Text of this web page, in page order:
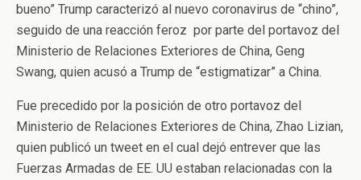
bueno” Trump caracterizó al nuevo coronavirus de “chino”,
seguido de una reacción feroz por parte del portavoz del
Ministerio de Relaciones Exteriores de China, Geng
Swang, quien acusó a Trump de “estigmatizar” a China.
Fue precedido por la posición de otro portavoz del
Ministerio de Relaciones Exteriores de China, Zhao Lizian,
quien publicó un tweet en el cual dejó entrever que las
Fuerzas Armadas de EE. UU estaban relacionadas con la